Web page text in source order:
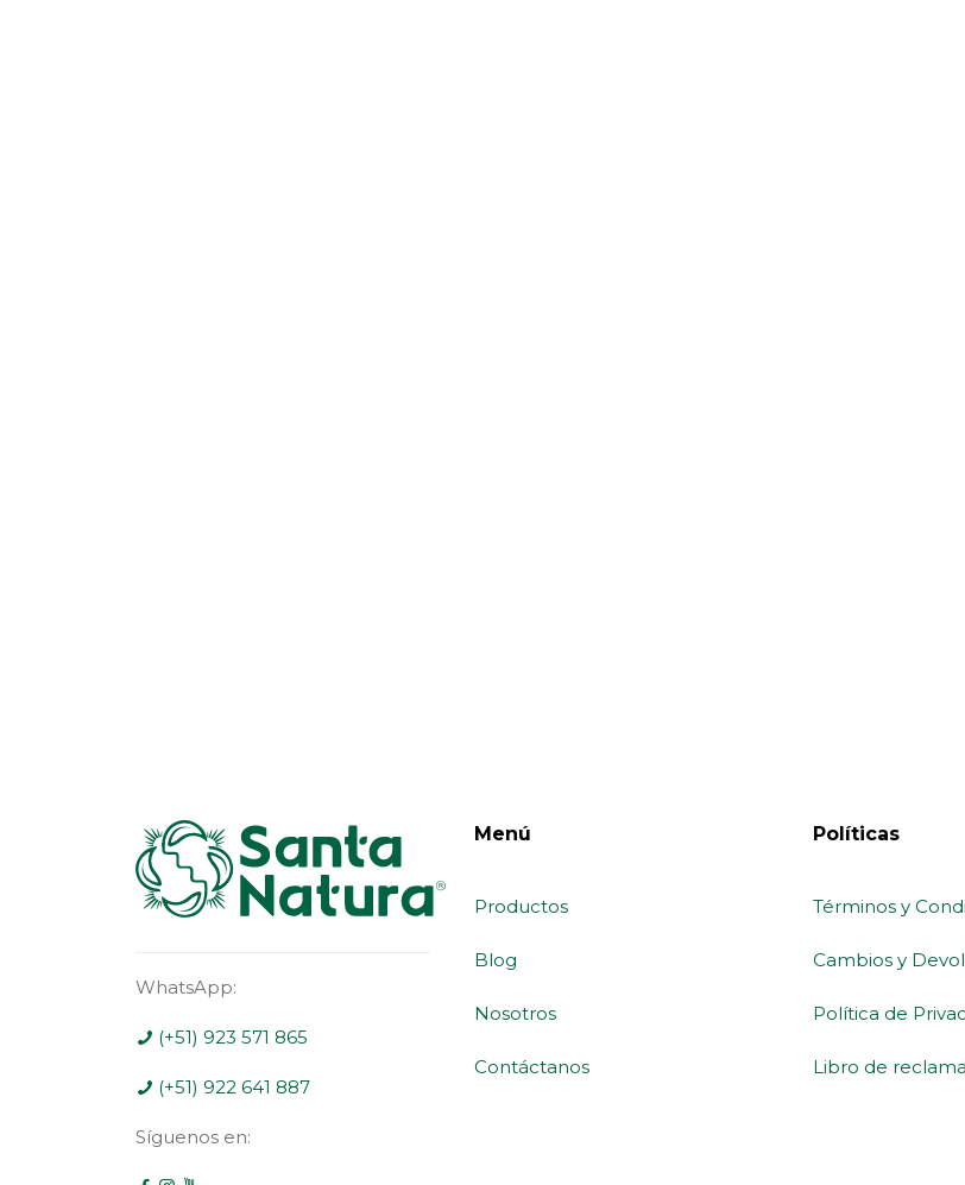
WhatsApp:
(+51) 923 571 865
(+51) 922 641 887
Síguenos en:
Menú
Productos
Blog
Nosotros
Contáctanos
Políticas
Términos y
Cambios y
Política de
Libro de